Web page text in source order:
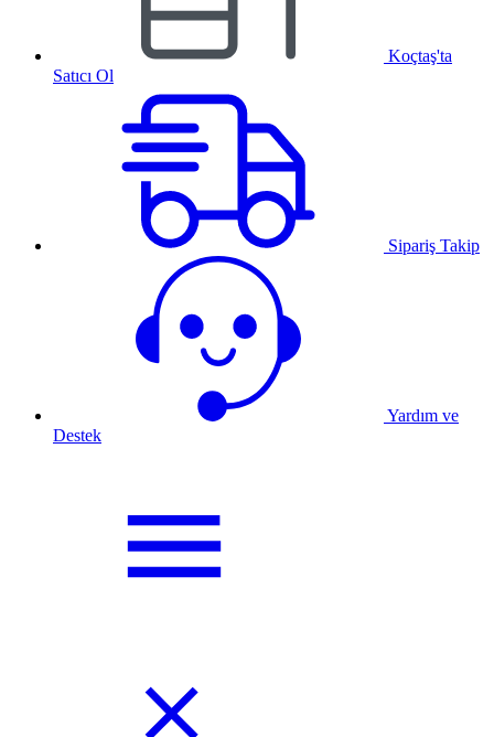
Koçtaş'ta
Satıcı Ol
Sipariş Takip
Yardım ve
Destek